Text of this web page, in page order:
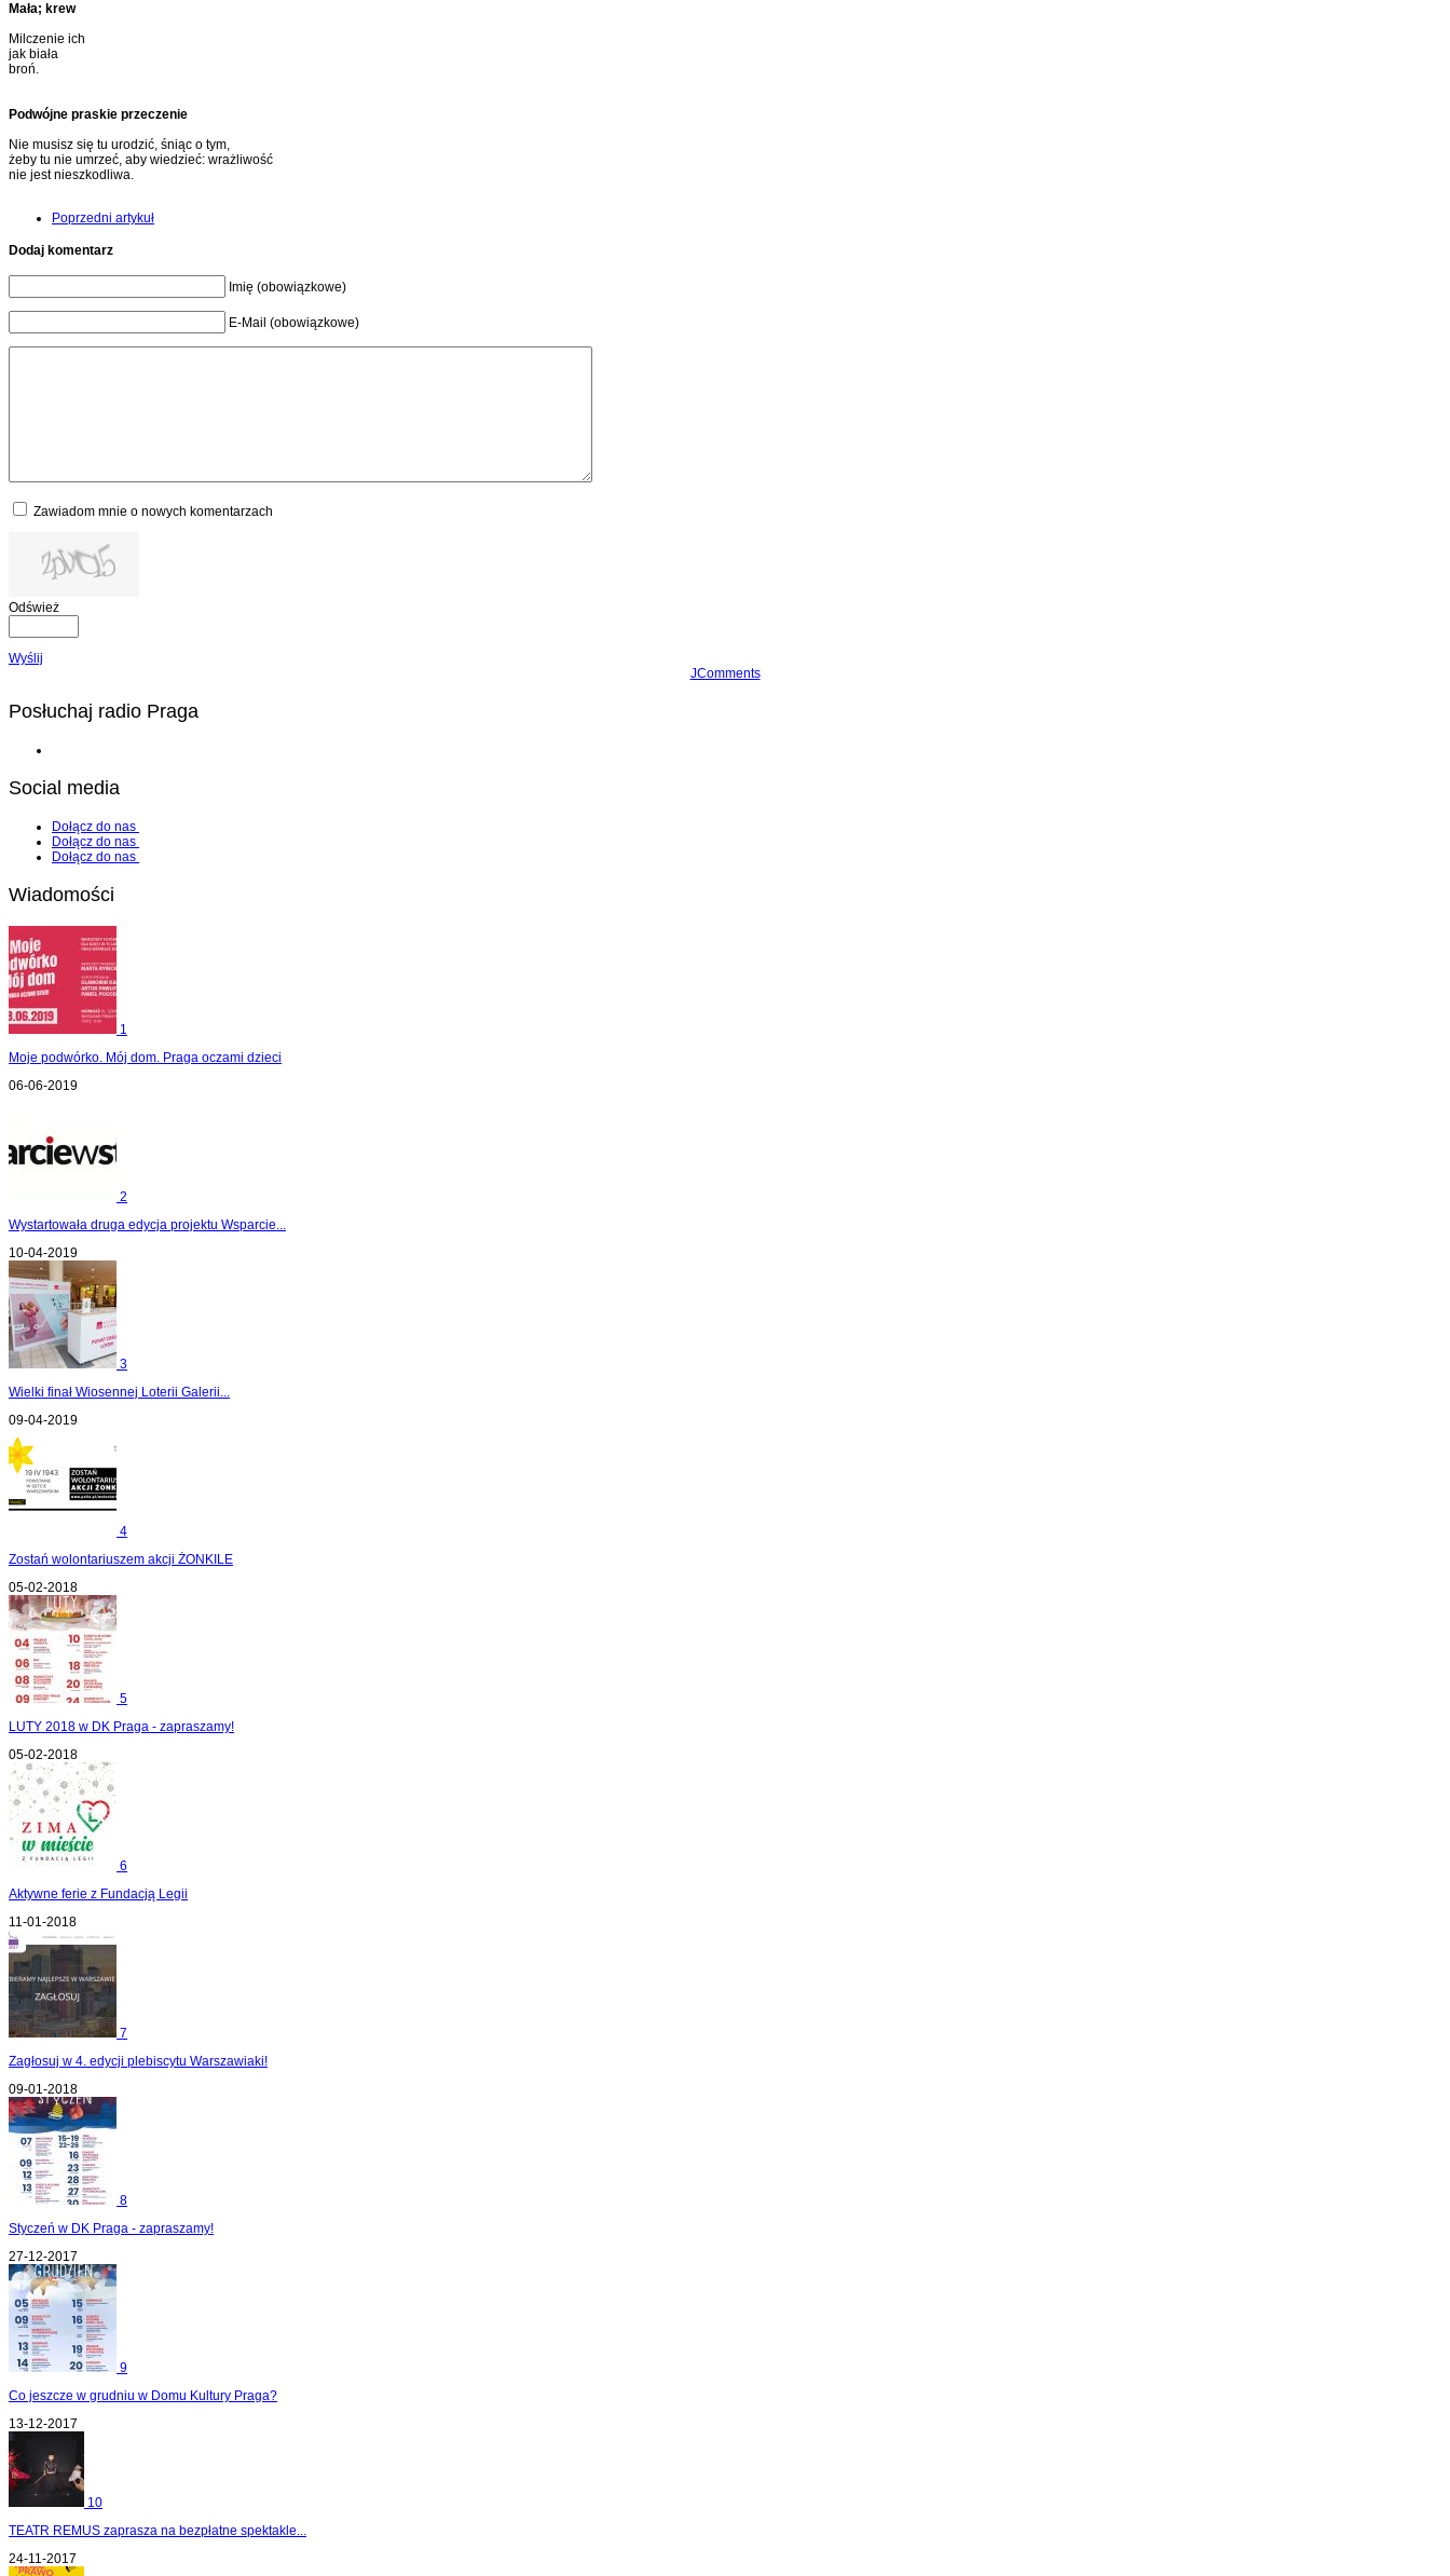
Mała; krew
Milczenie ich
jak biała
broń.
Podwójne praskie przeczenie
Nie musisz się tu urodzić, śniąc o tym,
żeby tu nie umrzeć, aby wiedzieć: wrażliwość
nie jest nieszkodliwa.
Poprzedni artykuł
Dodaj komentarz
Imię (obowiązkowe)
E-Mail (obowiązkowe)
Zawiadom mnie o nowych komentarzach
Odśwież
Wyślij
JComments
Posłuchaj radio Praga
Social media
Dołącz do nas
Dołącz do nas
Dołącz do nas
Wiadomości
1
Moje podwórko. Mój dom. Praga oczami dzieci
06-06-2019
2
Wystartowała druga edycja projektu Wsparcie...
10-04-2019
3
Wielki finał Wiosennej Loterii Galerii...
09-04-2019
4
Zostań wolontariuszem akcji ŻONKILE
05-02-2018
5
LUTY 2018 w DK Praga - zapraszamy!
05-02-2018
6
Aktywne ferie z Fundacją Legii
11-01-2018
7
Zagłosuj w 4. edycji plebiscytu Warszawiaki!
09-01-2018
8
Styczeń w DK Praga - zapraszamy!
27-12-2017
9
Co jeszcze w grudniu w Domu Kultury Praga?
13-12-2017
10
TEATR REMUS zaprasza na bezpłatne spektakle...
24-11-2017